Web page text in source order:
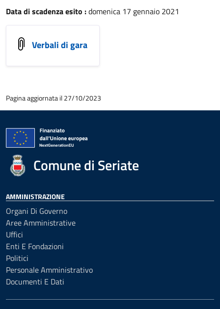
Data di scadenza esito :domenica 17 gennaio 2021
Verbali di gara
Pagina aggiornata il 27/10/2023
Comune di Seriate
AMMINISTRAZIONE
Organi Di Governo
Aree Amministrative
Uffici
Enti E Fondazioni
Politici
Personale Amministrativo
Documenti E Dati